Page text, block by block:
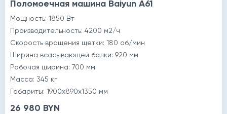
Поломоечная машина Baiyun A61
Мощность: 1850 Вт
Производительность: 4200 м2/ч
Скорость вращения щетки: 180 об/мин
Ширина всасывающей балки: 920 мм
Рабочая ширина: 700 мм
Масса: 345 кг
Габариты: 1900x890x1350 мм
26 980 BYN